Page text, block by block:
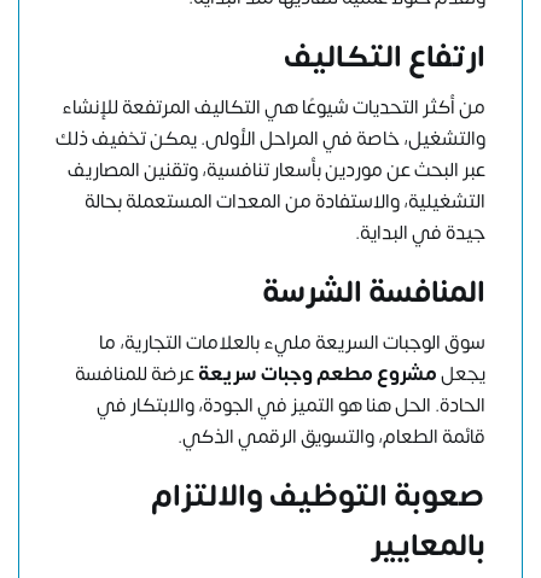
ارتفاع التكاليف
من أكثر التحديات شيوعًا هي التكاليف المرتفعة للإنشاء
والتشغيل، خاصة في المراحل الأولى. يمكن تخفيف ذلك
عبر البحث عن موردين بأسعار تنافسية، وتقنين المصاريف
التشغيلية، والاستفادة من المعدات المستعملة بحالة
جيدة في البداية.
المنافسة الشرسة
سوق الوجبات السريعة مليء بالعلامات التجارية، ما
يجعلمشروع مطعم وجبات سريعةعرضة للمنافسة
الحادة. الحل هنا هو التميز في الجودة، والابتكار في
قائمة الطعام، والتسويق الرقمي الذكي.
صعوبة التوظيف والالتزام
بالمعايير